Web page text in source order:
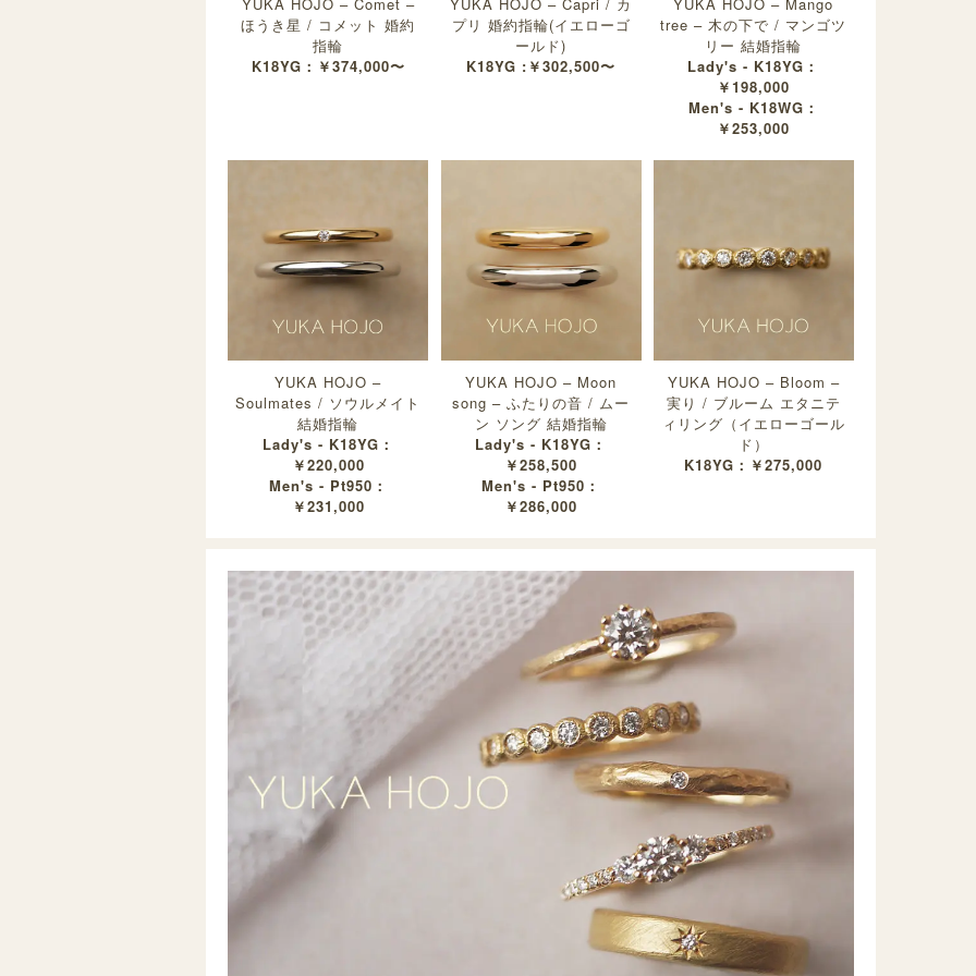
ほうき星 / コメット 婚約
指輪
K18YG：￥374,000〜
プリ 婚約指輪(イエローゴ
ールド)
K18YG :￥302,500〜
tree – 木の下で / マンゴツ
リー 結婚指輪
Lady's - K18YG：
￥198,000
Men's - K18WG：
￥253,000
YUKA HOJO –
Soulmates / ソウルメイト
結婚指輪
Lady's - K18YG：
￥220,000
Men's - Pt950：
￥231,000
YUKA HOJO – Moon
song – ふたりの音 / ムー
ン ソング 結婚指輪
Lady's - K18YG：
￥258,500
Men's - Pt950：
￥286,000
YUKA HOJO – Bloom –
実り / ブルーム エタニテ
ィリング（イエローゴール
ド）
K18YG：￥275,000